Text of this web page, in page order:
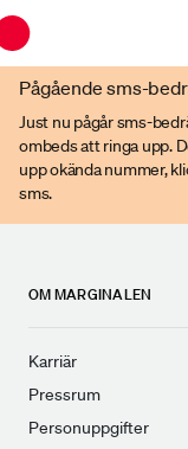
Pågående sms-
Just nu pågår sms-
ombeds att ringa upp.
upp okända nummer,
sms.
OM MARGINALEN
Karriär
Pressrum
Personuppgifter
Du har en gammal